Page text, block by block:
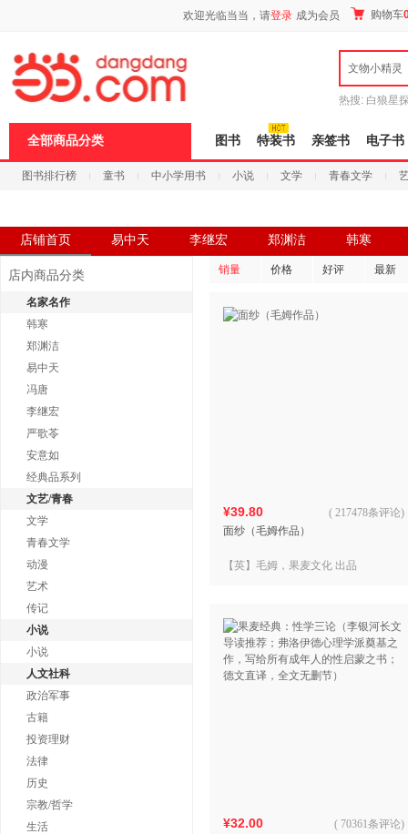
欢迎光临当当，请登录 成为会员 购物车
文物小精灵
热搜: 白狼星
全部商品分类 图书 特装书 亲签书 电子书
图书排行榜 童书 中小学用书 小说 文学 青春文学
店铺首页 易中天 李继宏 郑渊洁 韩寒
店内商品分类
名家名作
韩寒
郑渊洁
易中天
冯唐
李继宏
严歌苓
安意如
经典品系列
文艺/青春
文学
青春文学
动漫
艺术
传记
小说
小说
人文社科
政治军事
古籍
投资理财
法律
历史
宗教/哲学
生活
销量 价格 好评 最新
¥39.80
面纱（毛姆作品）
( 217478条评论)
【英】毛姆，果麦文化 出品
¥32.00 ( 70361条评论)
页
浪
键
打